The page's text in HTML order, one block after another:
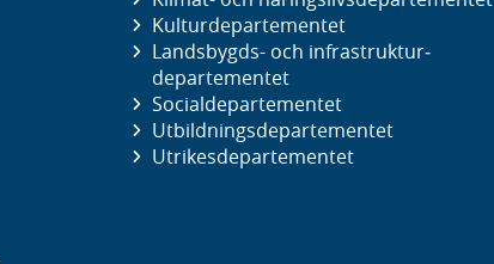
Kultur­departementet
Landsbygds- och infrastruktur­
departementet
Social­departementet
Utbildnings­departementet
Utrikes­departementet